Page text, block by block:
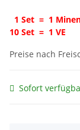
1 Set = 1
10 Set = 1 VE
Preise nach
Sofort